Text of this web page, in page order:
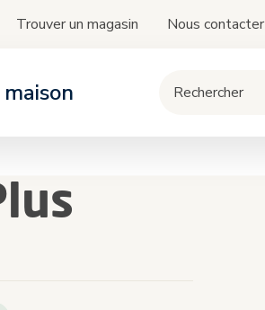
Trouver un magasin Nous contacter
auto
de la compatibilité des sièges et bases
les poussettes